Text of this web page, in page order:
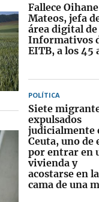
Fallece Oihane
Mateos, jefa
área digital de
Informativos
EITB, a los 45
POLÍTICA
Siete
expulsados
judicialmente
Ceuta, uno de
por entrar en
vivienda y
acostarse en la
cama de una